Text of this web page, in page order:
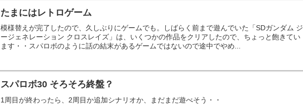
たまにはレトロゲーム
模様替えが完了したので、久しぶりにゲームでも。しばらく前まで遊んでいた「SDガンダム ジ
ージェネレーション クロスレイズ」は、いくつかの作品をクリアしたので、ちょっと飽きてい
ます・・スパロボのように話の結末があるゲームではないので途中でやめ...
スパロボ30 そろそろ終盤？
1周目が終わったら、2周目か追加シナリオか、まだまだ遊べそう・・